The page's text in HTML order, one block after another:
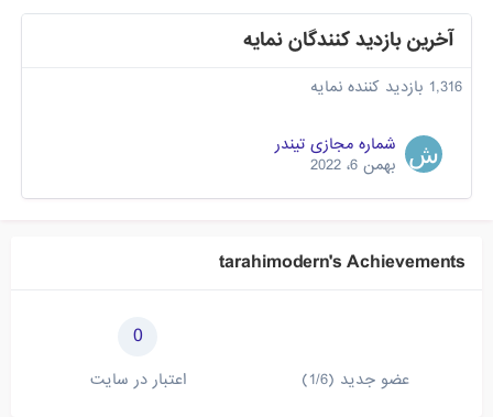
آخرین بازدید کنندگان نمایه
1,316 بازدید کننده نمایه
شماره مجازی تیندر
بهمن 6، 2022
tarahimodern's Achievements
عضو جدید (1/6)
0
اعتبار در سایت